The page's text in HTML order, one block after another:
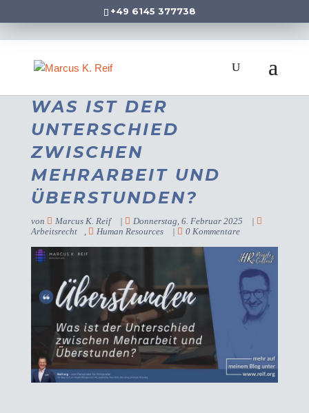
+49 6145 377738
WAS IST DER
UNTERSCHIED
ZWISCHEN
MEHRARBEIT UND
ÜBERSTUNDEN?
von Marcus K. Reif | Donnerstag, 6. Februar 2025
|
Arbeitsrecht
, Human Resources | 0 Kommentare